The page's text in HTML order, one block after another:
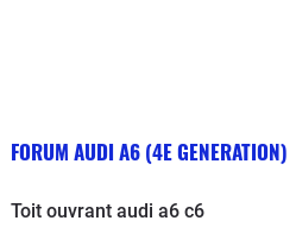
FORUM AUDI A6 (4E GENERATION)
Toit ouvrant audi a6 c6